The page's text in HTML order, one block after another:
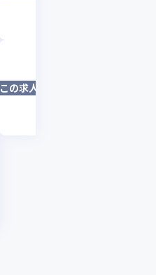
この求人は募集終了しました